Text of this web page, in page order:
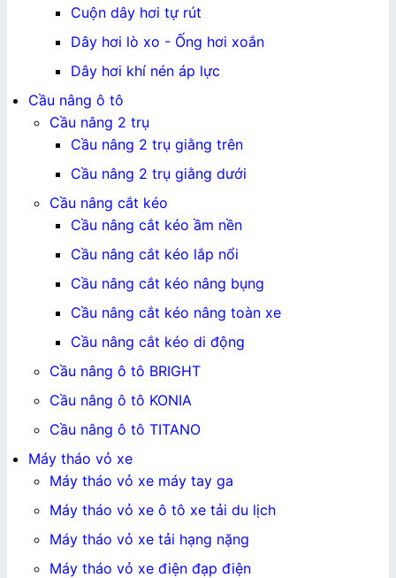
Cuộn dây hơi tự rút
Dây hơi lò xo - Ống hơi xoắn
Dây hơi khí nén áp lực
Cầu nâng ô tô
Cầu nâng 2 trụ
Cầu nâng 2 trụ giằng trên
Cầu nâng 2 trụ giằng dưới
Cầu nâng cắt kéo
Cầu nâng cắt kéo ầm nền
Cầu nâng cắt kéo lắp nổi
Cầu nâng cắt kéo nâng bụng
Cầu nâng cắt kéo nâng toàn xe
Cầu nâng cắt kéo di động
Cầu nâng ô tô BRIGHT
Cầu nâng ô tô KONIA
Cầu nâng ô tô TITANO
Máy tháo vỏ xe
Máy tháo vỏ xe máy tay ga
Máy tháo vỏ xe ô tô xe tải du lịch
Máy tháo vỏ xe tải hạng nặng
Máy tháo vỏ xe điện đạp điện